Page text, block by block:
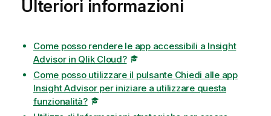
Ulteriori informazioni
Come posso rendere le app accessibili a Insight
Advisor in Qlik Cloud?
Come posso utilizzare il pulsante Chiedi alle app
Insight Advisor per iniziare a utilizzare questa
funzionalità?